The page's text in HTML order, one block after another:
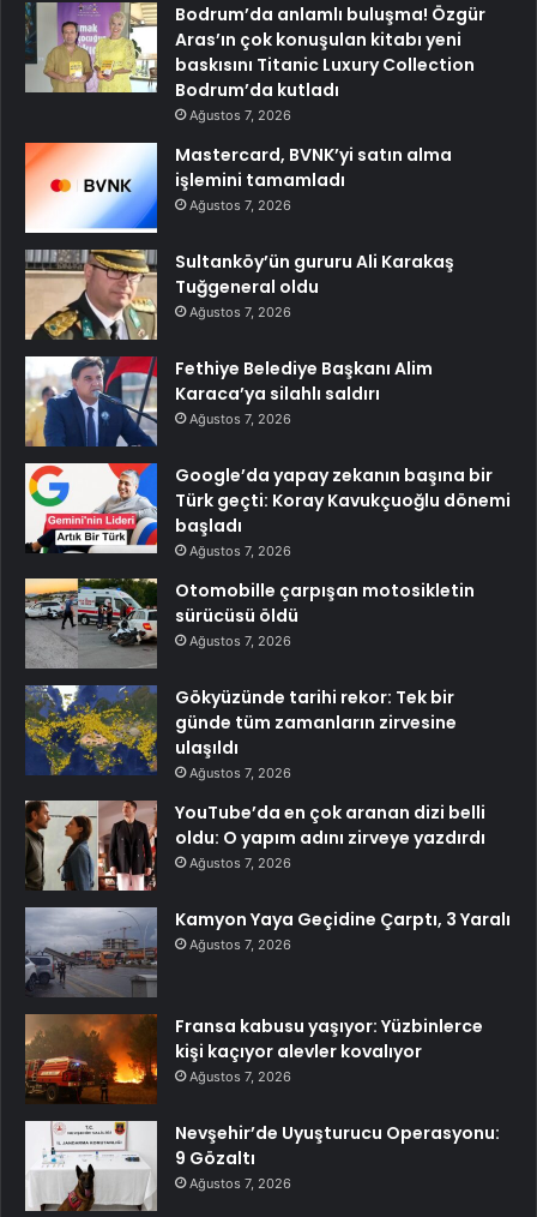
Bodrum’da anlamlı buluşma! Özgür
Aras’ın çok konuşulan kitabı yeni
baskısını Titanic Luxury Collection
Bodrum’da kutladı
Ağustos 7, 2026
Mastercard, BVNK’yi satın alma
işlemini tamamladı
Ağustos 7, 2026
Sultanköy’ün gururu Ali Karakaş
Tuğgeneral oldu
Ağustos 7, 2026
Fethiye Belediye Başkanı Alim
Karaca’ya silahlı saldırı
Ağustos 7, 2026
Google’da yapay zekanın başına bir
Türk geçti: Koray Kavukçuoğlu dönemi
başladı
Ağustos 7, 2026
Otomobille çarpışan motosikletin
sürücüsü öldü
Ağustos 7, 2026
Gökyüzünde tarihi rekor: Tek bir
günde tüm zamanların zirvesine
ulaşıldı
Ağustos 7, 2026
YouTube’da en çok aranan dizi belli
oldu: O yapım adını zirveye yazdırdı
Ağustos 7, 2026
Kamyon Yaya Geçidine Çarptı, 3 Yaralı
Ağustos 7, 2026
Fransa kabusu yaşıyor: Yüzbinlerce
kişi kaçıyor alevler kovalıyor
Ağustos 7, 2026
Nevşehir’de Uyuşturucu Operasyonu:
9 Gözaltı
Ağustos 7, 2026